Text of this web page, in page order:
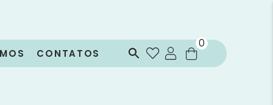
CONTATOS
0